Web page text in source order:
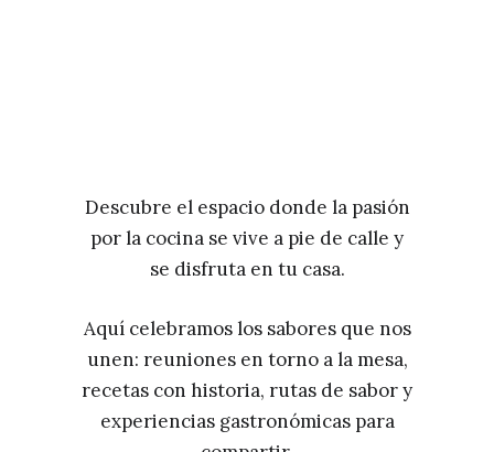
Descubre el espacio donde la pasión
por la cocina se vive a pie de calle y
se disfruta en tu casa.
Aquí celebramos los sabores que nos
unen: reuniones en torno a la mesa,
recetas con historia, rutas de sabor y
experiencias gastronómicas para